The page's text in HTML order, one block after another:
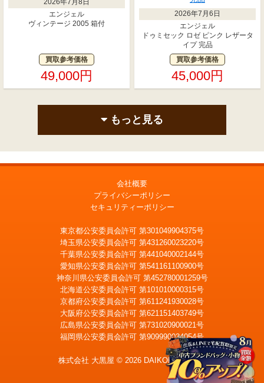
エンジェル
ヴィンテージ 2005 箱付
買取参考価格
49,000円
2026年7月6日
エンジェル
ドゥミセック ロゼ ピンク レザータ
イプ 完品
買取参考価格
45,000円
もっと見る
LINE査定 メール査定
会社概要
プライバシーポリシー
セキュリティーポリシー
東京都公安委員会許可 第301049904375号
埼玉県公安委員会許可 第431260023220号
千葉県公安委員会許可 第441040002144号
愛知県公安委員会許可 第541161100900号
神奈川県公安委員会許可 第452780001259号
北海道公安委員会許可 第101010000315号
京都府公安委員会許可 第611241930028号
大阪府公安委員会許可 第621151403749号
広島県公安委員会許可 第731020900021号
福岡県公安委員会許可 第909990034054号
株式会社 大黒屋 © 2026 DAIKOKUYA, Inc.